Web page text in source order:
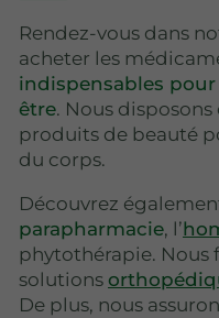
Rendez-vous dans
acheter les
indispensables
être. Nous
produits de beauté
du corps.
Découvrez
parapharmacie, l’
phytothérapie. Nous
solutions
De plus, nous